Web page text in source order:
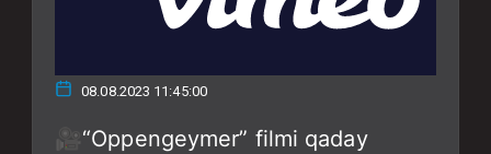
08.08.2023 11:45:00
🎥“Oppengeymer” filmi qaday